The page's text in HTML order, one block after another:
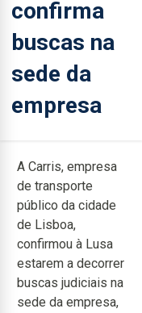
confirma
buscas na
sede da
empresa
A Carris, empresa
de transporte
público da cidade
de Lisboa,
confirmou à Lusa
estarem a decorrer
buscas judiciais na
sede da empresa,